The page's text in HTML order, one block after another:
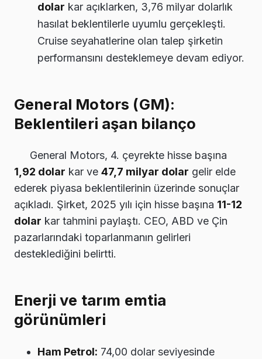
dolar kar açıklarken, 3,76 milyar dolarlık
hasılat beklentilerle uyumlu gerçekleşti.
Cruise seyahatlerine olan talep şirketin
performansını desteklemeye devam ediyor.
General Motors (GM):
Beklentileri aşan bilanço
General Motors, 4. çeyrekte hisse başına
1,92 dolar kar ve 47,7 milyar dolar gelir elde
ederek piyasa beklentilerinin üzerinde sonuçlar
açıkladı. Şirket, 2025 yılı için hisse başına 11-12
dolar kar tahmini paylaştı. CEO, ABD ve Çin
pazarlarındaki toparlanmanın gelirleri
desteklediğini belirtti.
Enerji ve tarım emtia
görünümleri
Ham Petrol: 74,00 dolar seviyesinde